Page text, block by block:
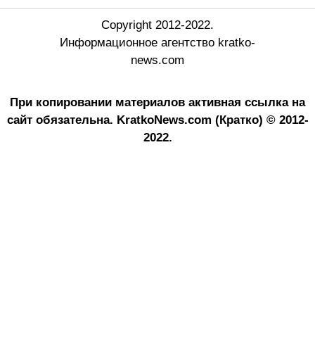
Copyright 2012-2022.
Информационное агентство kratko-
news.com
При копировании материалов активная ссылка на
сайт обязательна. KratkoNews.com (Кратко) © 2012-
2022.